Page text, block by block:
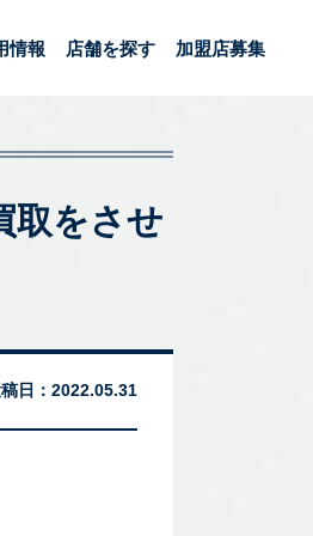
情報 店舗を探す 加盟店募集
をさせ
日： 2022.05.31